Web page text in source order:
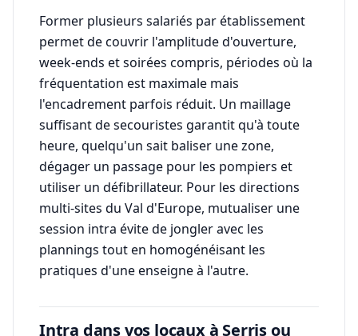
Former plusieurs salariés par établissement
permet de couvrir l'amplitude d'ouverture,
week-ends et soirées compris, périodes où la
fréquentation est maximale mais
l'encadrement parfois réduit. Un maillage
suffisant de secouristes garantit qu'à toute
heure, quelqu'un sait baliser une zone,
dégager un passage pour les pompiers et
utiliser un défibrillateur. Pour les directions
multi-sites du Val d'Europe, mutualiser une
session intra évite de jongler avec les
plannings tout en homogénéisant les
pratiques d'une enseigne à l'autre.
Intra dans vos locaux à Serris ou